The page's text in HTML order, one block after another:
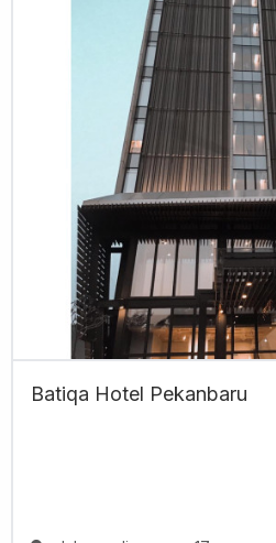
Batiqa Hotel Pekanbaru